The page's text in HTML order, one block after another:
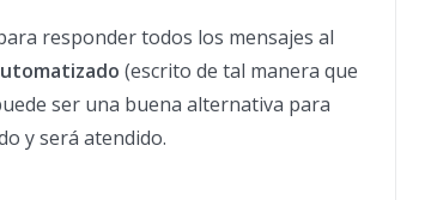
responder todos los mensajes al
(escrito de tal manera que
ser una buena alternativa para
y será atendido.